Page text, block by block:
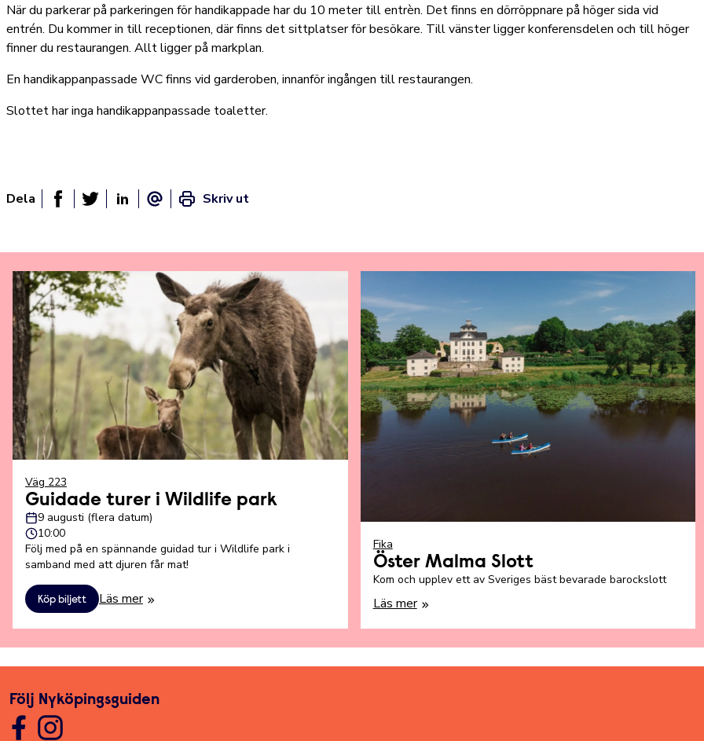
När du parkerar på parkeringen för handikappade har du 10 meter till entrèn. Det finns en dörröppnare på höger sida vid
entrén. Du kommer in till receptionen, där finns det sittplatser för besökare. Till vänster ligger konferensdelen och till höger
finner du restaurangen. Allt ligger på markplan.
En handikappanpassade WC finns vid garderoben, innanför ingången till restaurangen.
Slottet har inga handikappanpassade toaletter.
Dela
Skriv ut
Väg 223
Guidade turer i Wildlife park
9 augusti (flera datum)
10:00
Följ med på en spännande guidad tur i Wildlife park i
samband med att djuren får mat!
Köp biljett Läs mer
Fika
Öster Malma Slott
Kom och upplev ett av Sveriges bäst bevarade barockslott
Läs mer
Följ Nyköpingsguiden